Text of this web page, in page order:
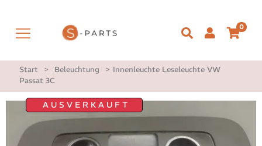
0
Start > Beleuchtung > Innenleuchte Leseleuchte VW
Passat 3C
AUSVERKAUFT